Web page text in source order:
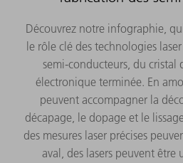
Découvrez notre infographie,
le rôle clé des technologies
semi-conducteurs, du cristal
électronique terminée. En
peuvent accompagner la
décapage, le dopage et le
des mesures laser précises
aval, des lasers peuvent être